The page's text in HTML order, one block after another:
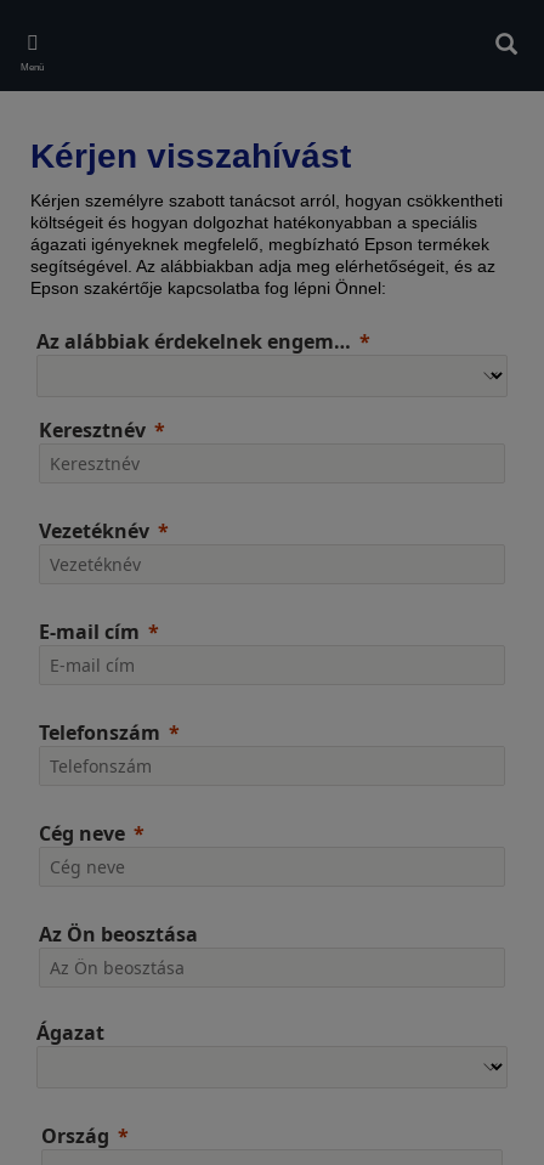
main
content
Menü
Kérjen visszahívást
Kérjen személyre szabott tanácsot arról, hogyan csökkentheti
költségeit és hogyan dolgozhat hatékonyabban a speciális
ágazati igényeknek megfelelő, megbízható Epson termékek
segítségével. Az alábbiakban adja meg elérhetőségeit, és az
Epson szakértője kapcsolatba fog lépni Önnel:
Az alábbiak érdekelnek engem…
Keresztnév
Vezetéknév
E-mail cím
Telefonszám
Cég neve
Az Ön beosztása
Ágazat
Ország